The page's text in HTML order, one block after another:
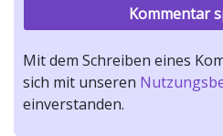
Mit dem Schreiben eines
sich mit unseren
einverstanden.